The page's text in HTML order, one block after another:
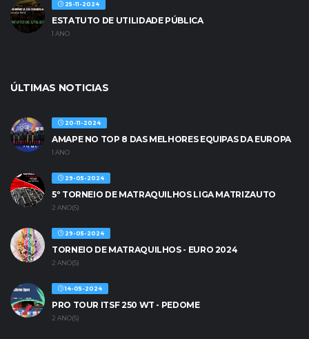
25-11-2024
ESTATUTO DE UTILIDADE PÚBLICA
1 ANO
ÚLTIMAS NOTICIAS
20-11-2024
AMAPE NO TOP 8 DAS MELHORES EQUIPAS DA EUROPA
1 ANO
29-05-2024
5º TORNEIO DE MATRAQUILHOS LIGA MATRIZAUTO
2 ANO(S)
29-05-2024
TORNEIO DE MATRAQUILHOS - EURO 2024
2 ANO(S)
14-05-2024
PRO TOUR ITSF 250 WT - PEDOME
2 ANO(S)